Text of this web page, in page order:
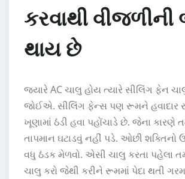
કરવાથી
થાય છે
જ્યારે AC ચાલુ હોય ત્યારે સીલિંગ ફેન
જોઈએ. સીલિંગ ફેન્સ પણ રૂમને હવાદાર
ખૂણામાં ઠંડી હવા પહોંચાડે છે. જેના કારણે
તાપમાન ઘટાડવું નહીં પડે. ઓછી શક્તિનો
વધુ ઠંડક મેળવો. એસી ચાલુ કરતા પહેલા
ચાલુ કરો જેથી કરીને રૂમમાં પેદા થતી